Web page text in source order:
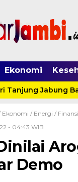
Ekonomi
Jabung
Ekonomi / Energi /
- 04:43 WIB
Demo